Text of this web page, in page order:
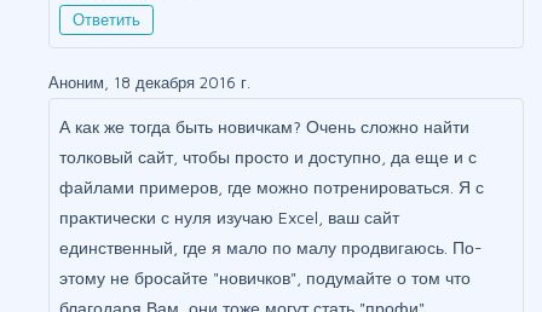
Ответить
Аноним, 18 декабря 2016 г.
А как же тогда быть новичкам? Очень сложно найти
толковый сайт, чтобы просто и доступно, да еще и с
файлами примеров, где можно потренироваться. Я с
практически с нуля изучаю Excel, ваш сайт
единственный, где я мало по малу продвигаюсь. По-
этому не бросайте "новичков", подумайте о том что
благодаря Вам, они тоже могут стать "профи".